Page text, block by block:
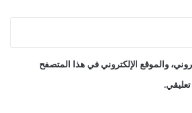
والموقع الإلكتروني في هذا المتصفح